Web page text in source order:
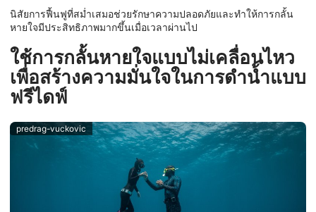
นิสัยการฟื้นฟูที่สม่ำเสมอช่วยรักษาความปลอดภัยและทำให้การกลั้น
หายใจมีประสิทธิภาพมากขึ้นเมื่อเวลาผ่านไป
ใช้การกลั้นหายใจแบบไม่เคลื่อนไหว
เพื่อสร้างความมั่นใจในการดำน้ำแบบ
ฟรีไดฟ์
predrag-vuckovic